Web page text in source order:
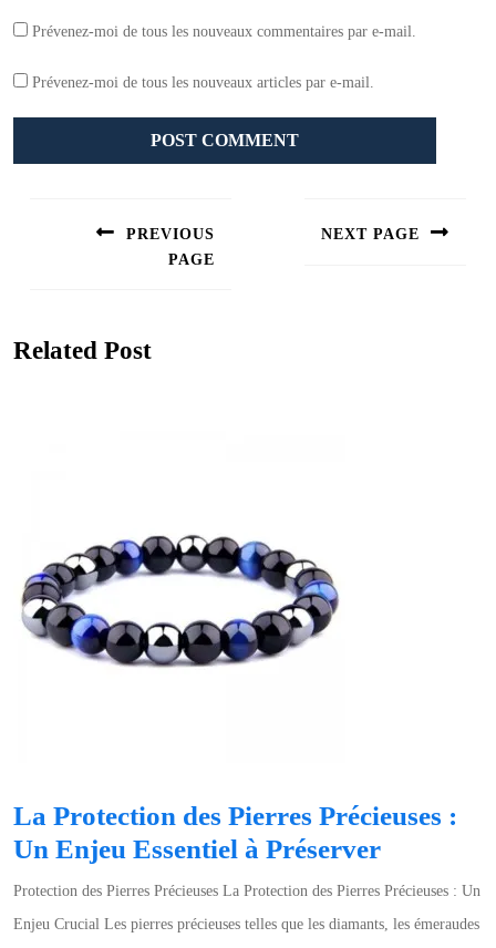
Prévenez-moi de tous les nouveaux commentaires par e-mail.
Prévenez-moi de tous les nouveaux articles par e-mail.
PREVIOUS
PAGE
NEXT PAGE
Related Post
La Protection des Pierres Précieuses :
Un Enjeu Essentiel à PréserverLa
des
Protection des Pierres Précieuses La Protection des Pierres Précieuses : Un
Enjeu Crucial Les pierres précieuses telles que les diamants, les émeraudes